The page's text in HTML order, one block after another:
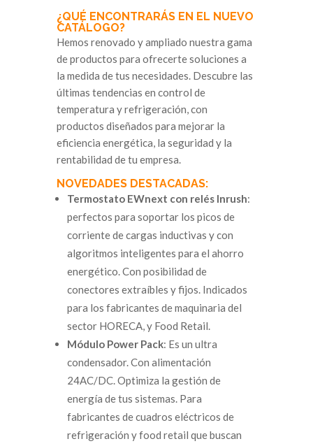
¿QUÉ ENCONTRARÁS EN EL NUEVO
CATÁLOGO?
Hemos renovado y ampliado nuestra gama
de productos para ofrecerte soluciones a
la medida de tus necesidades. Descubre las
últimas tendencias en control de
temperatura y refrigeración, con
productos diseñados para mejorar la
eficiencia energética, la seguridad y la
rentabilidad de tu empresa.
NOVEDADES DESTACADAS:
Termostato EWnext con relés Inrush:
perfectos para soportar los picos de
corriente de cargas inductivas y con
algoritmos inteligentes para el ahorro
energético. Con posibilidad de
conectores extraíbles y fijos. Indicados
para los fabricantes de maquinaria del
sector HORECA, y Food Retail.
Módulo Power Pack: Es un ultra
condensador. Con alimentación
24AC/DC. Optimiza la gestión de
energía de tus sistemas. Para
fabricantes de cuadros eléctricos de
refrigeración y food retail que buscan